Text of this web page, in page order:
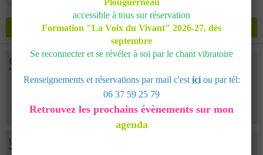
AJOUTER
CONTACT
Contact Formations en Chant Vibratoire
LETTRE D'ACTUALITÉS
Plouguerneau
accessible à tous sur réservation
Formation "La Voix du Vivant" 2026-27, dès
septembre
Se reconnecter et se révéler à soi par le chant vibratoire
Renseignements et réservations par mail c'est iciou par tél:
06 37 59 25 79
Retrouvez les prochains évènements sur mon
agenda